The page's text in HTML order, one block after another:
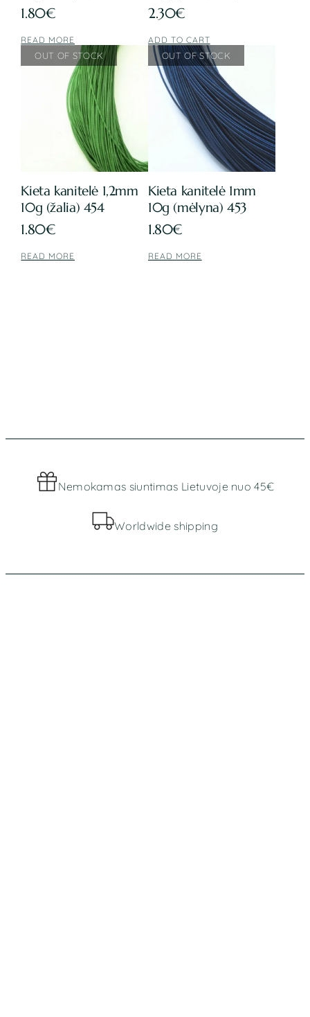
1.80€
READ MORE
2.30€
ADD TO CART
Kieta kanitelė 1,2mm
10g (žalia) 454
1.80€
READ MORE
Kieta kanitelė 1mm
10g (mėlyna) 453
1.80€
READ MORE
Nemokamas siuntimas Lietuvoje nuo 45€
Worldwide shipping